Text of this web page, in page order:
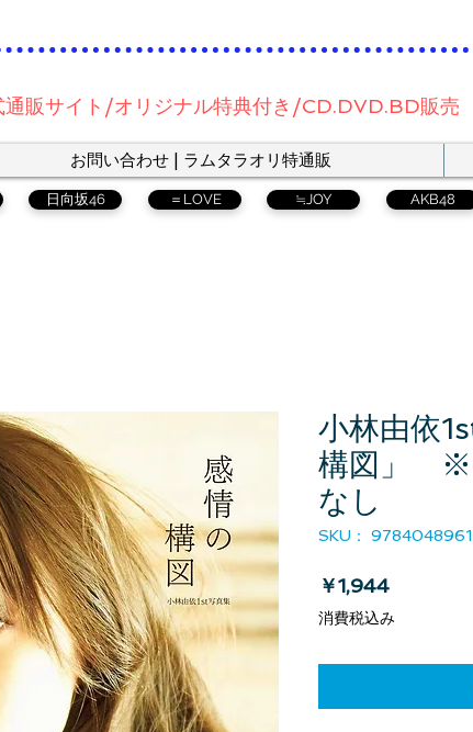
通販サイト/オリジナル特典付き/CD.DVD.BD販売
日向坂46 ＝LOVE ≒JOY AKB48
お問い合わせ | ラムタラオリ特通販
小林由依
構図」 ※
なし
SKU：
￥1,944価格
消費税込み